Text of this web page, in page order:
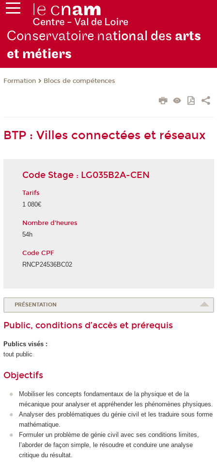
Conservatoire national des arts
et métiers
Formation Blocs de compétences
BTP : Villes connectées et réseaux
Code Stage : LG035B2A-CEN
Tarifs
1 080€
Nombre d'heures
54h
Code CPF
RNCP24536BC02
PRÉSENTATION
Public, conditions d’accès et prérequis
Publics visés :
tout public
Objectifs
Mobiliser les concepts fondamentaux de la physique et de la
mécanique pour analyser et appréhender les phénomènes physiques.
Analyser des problématiques du génie civil et les traduire sous forme
mathématique.
Formuler un problème de génie civil avec ses conditions limites,
l’aborder de façon simple, le résoudre et conduire une analyse
critique du résultat.